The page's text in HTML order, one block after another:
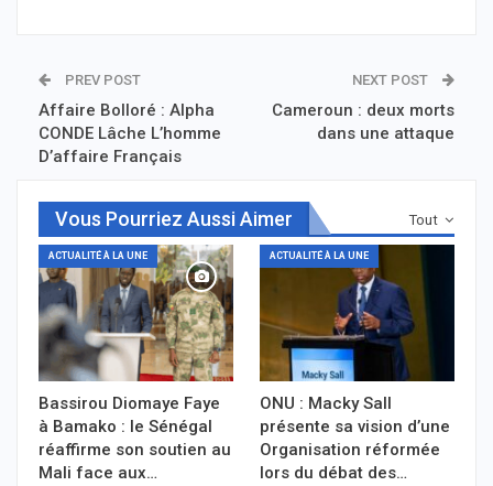
PREV POST
Affaire Bolloré : Alpha
CONDE Lâche L’homme
D’affaire Français
NEXT POST
Cameroun : deux morts
dans une attaque
Tout
Vous Pourriez Aussi Aimer
ACTUALITÉ À LA UNE
Bassirou Diomaye Faye
à Bamako : le Sénégal
réaffirme son soutien au
Mali face aux…
ACTUALITÉ À LA UNE
ONU : Macky Sall
présente sa vision d’une
Organisation réformée
lors du débat des…